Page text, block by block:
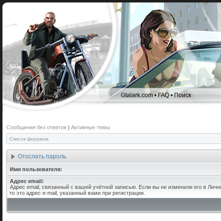
Gtalark.com •FAQ•Поиск
Сообщения без ответов | Активные темы
Список форумов
Отослать пароль
Имя пользователя:
Адрес email:
Адрес email, связанный с вашей учётной записью. Если вы не изменили его в
то это адрес e-mail, указанный вами при регистрации.